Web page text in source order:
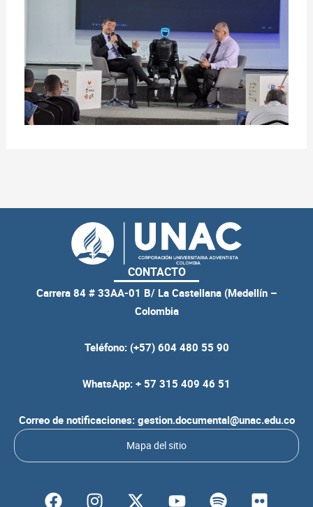
CONTACTO
Carrera 84 # 33AA-01 B/ La Castellana (Medellín –
Colombia
Teléfono: (+57) 604 480 55 90
WhatsApp: + 57 315 409 46 51
Correo de notificaciones: gestion.documental@unac.edu.co
Mapa del sitio
F I Y S F